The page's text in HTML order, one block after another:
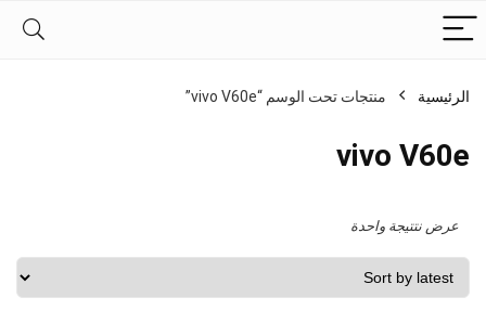
الرئيسية منتجات تحت الوسم “vivo V60e”
vivo V60e
عرض نتتيجة واحدة